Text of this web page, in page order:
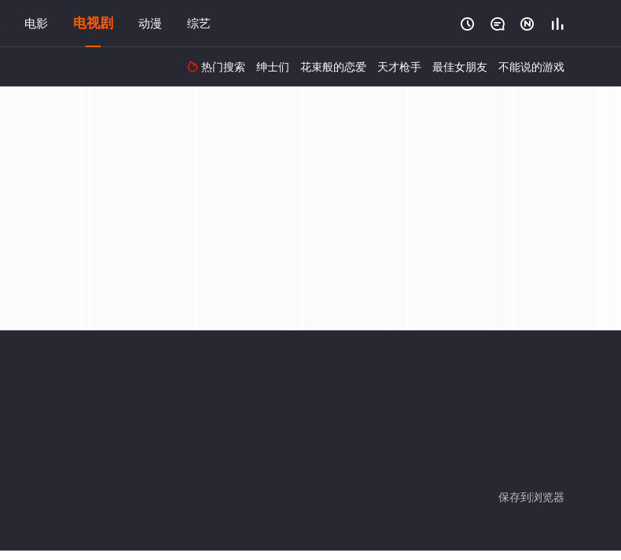
电影 电视剧 动漫 综艺    
 热门搜索 绅士们 花束般的恋爱 天才枪手 最佳女朋友 不能说的游戏
保存到浏览器